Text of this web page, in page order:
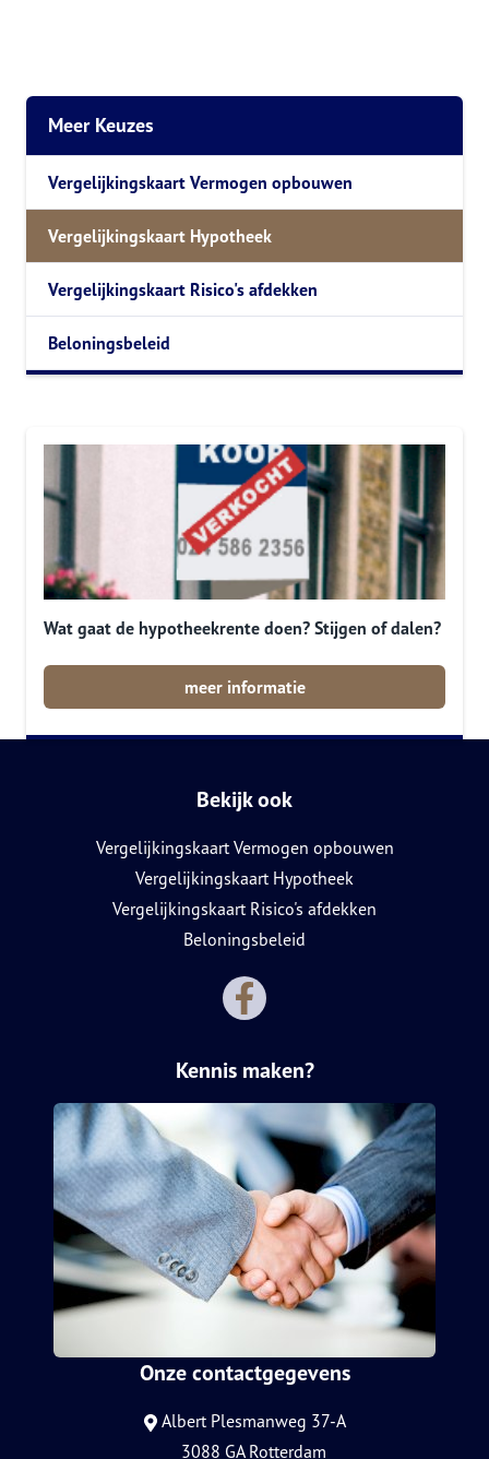
Meer Keuzes
Vergelijkingskaart Vermogen opbouwen
Vergelijkingskaart Hypotheek
Vergelijkingskaart Risico's afdekken
Beloningsbeleid
Wat gaat de hypotheekrente doen? Stijgen of dalen?
meer informatie
Bekijk ook
Vergelijkingskaart Vermogen opbouwen
Vergelijkingskaart Hypotheek
Vergelijkingskaart Risico's afdekken
Beloningsbeleid
Kennis maken?
Onze contactgegevens
Albert Plesmanweg 37-A
3088 GA Rotterdam